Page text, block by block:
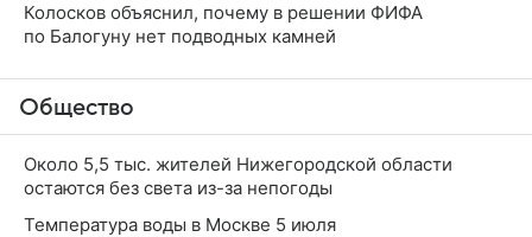
Колосков объяснил, почему в решении ФИФА
по Балогуну нет подводных камней
Общество
Около 5,5 тыс. жителей Нижегородской области
остаются без света из-за непогоды
Температура воды в Москве 5 июля